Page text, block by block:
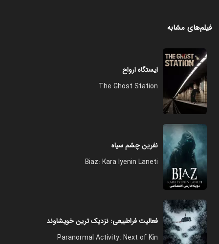
فیلم‌های مشابه
ایستگاه ارواح
The Ghost Station
نفرین چشم سیاه
Biaz: Kara Iyenin Laneti
فعالیت فراطبیعی: نزدیک ترین خویشاوند
Paranormal Activity: Next of Kin